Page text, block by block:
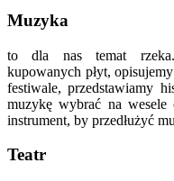
Muzyka
to dla nas temat rzeka.
kupowanych płyt,
festiwale, przedstawiamy
muzykę wybrać na
instrument, by przedłużyć
Teatr